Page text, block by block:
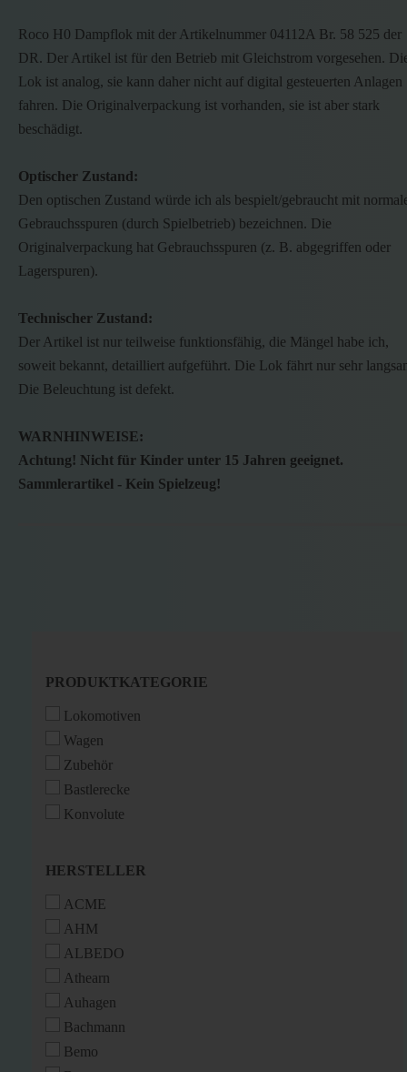
Roco H0 Dampflok mit der Artikelnummer 04112A Br. 58 525 der
DR. Der Artikel ist für den Betrieb mit Gleichstrom vorgesehen.
Lok ist analog, sie kann daher nicht auf digital gesteuerten Anlagen
fahren. Die Originalverpackung ist vorhanden, sie ist aber stark
beschädigt.
Optischer Zustand:
Den optischen Zustand würde ich als bespielt/gebraucht mit
Gebrauchsspuren (durch Spielbetrieb) bezeichnen. Die
Originalverpackung hat Gebrauchsspuren (z. B. abgegriffen oder
Lagerspuren).
Technischer Zustand:
Der Artikel ist nur teilweise funktionsfähig, die Mängel habe ich,
soweit bekannt, detailliert aufgeführt. Die Lok fährt nur sehr
Die Beleuchtung ist defekt.
WARNHINWEISE:
Achtung! Nicht für Kinder unter 15 Jahren geeignet.
Sammlerartikel - Kein Spielzeug!
PRODUKTKATEGORIE
PRODUKTKATEGORIE
Lokomotiven
Wagen
Zubehör
Bastlerecke
Konvolute
HERSTELLER
HERSTELLER
ACME
AHM
ALBEDO
Athearn
Auhagen
Bachmann
Bemo